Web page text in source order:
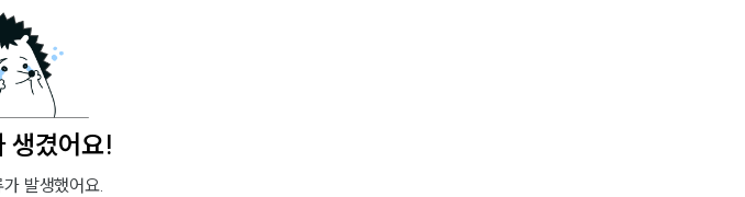
생겼어요!
발생했어요.